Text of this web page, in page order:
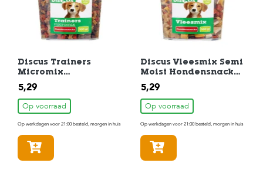
Discus Trainers
Micromix
Hondensnack 500 gr
5,29
Op voorraad
Op werkdagen voor 21:00 besteld, morgen in huis
Discus Vleesmix Semi
Moist Hondensnack
500 gr
5,29
Op voorraad
Op werkdagen voor 21:00 besteld, morgen in huis